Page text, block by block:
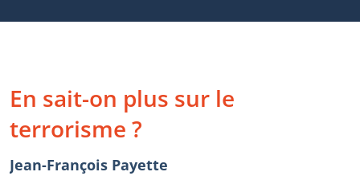
En sait-on plus sur le
terrorisme ?
Jean-François Payette